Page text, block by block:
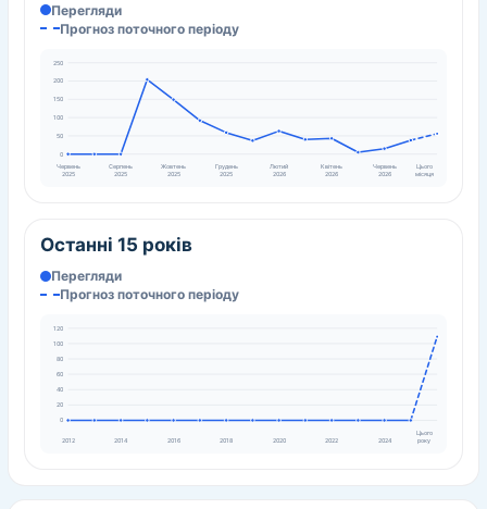
Перегляди
Прогноз поточного періоду
250
200
150
100
50
0
Червень
2025
Серпень
2025
Жовтень
2025
Грудень
2025
Лютий
2026
Квітень
2026
Червень
2026
Цього
місяця
Останні 15 років
Перегляди
Прогноз поточного періоду
120
100
80
60
40
20
0
2012 2014 2016 2018 2020 2022 2024
Цього
року